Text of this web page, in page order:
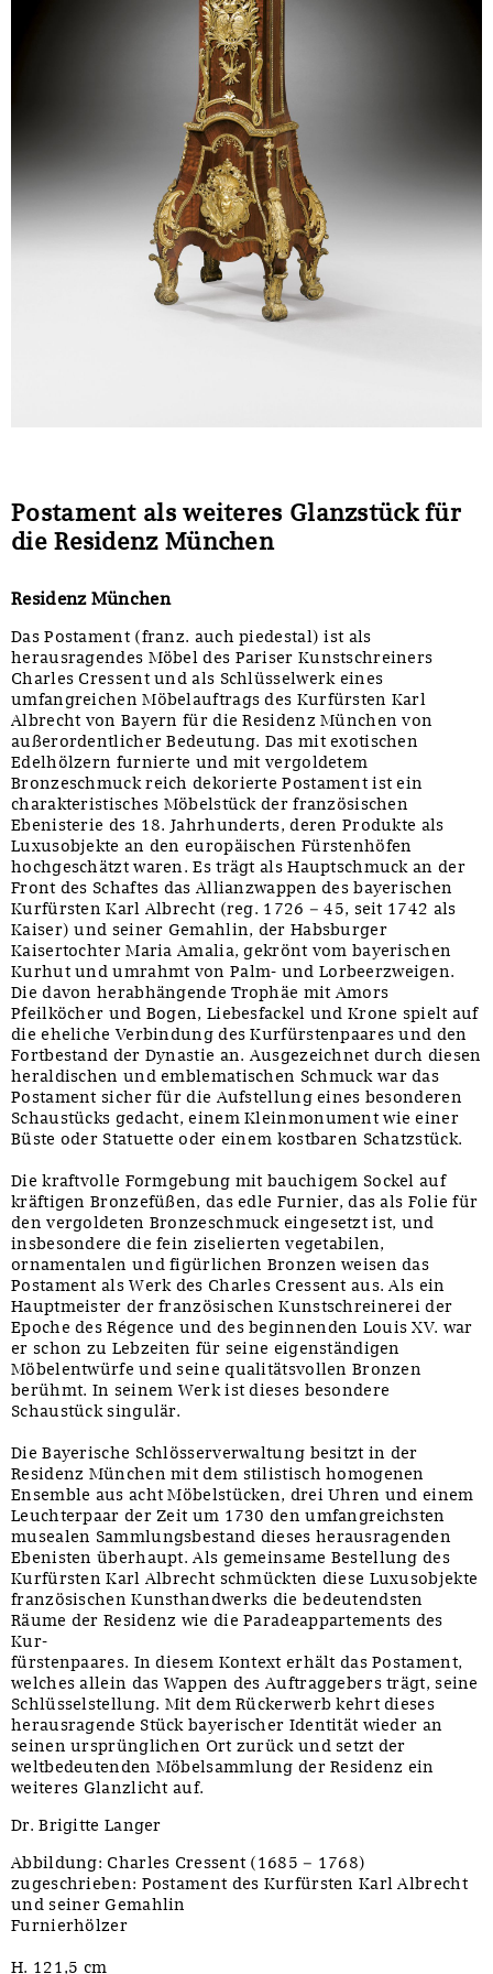
Postament als weiteres Glanzstück für
die Residenz München
Residenz München
Das Postament (franz. auch piedestal) ist als
herausragendes Möbel des Pariser Kunstschreiners
Charles Cressent und als Schlüsselwerk eines
umfangreichen Möbelauftrags des Kurfürsten Karl
Albrecht von Bayern für die Residenz München von
außerordentlicher Bedeutung. Das mit exotischen
Edelhölzern furnierte und mit vergoldetem
Bronzeschmuck reich dekorierte Postament ist ein
charakteristisches Möbelstück der französischen
Ebenisterie des 18. Jahrhunderts, deren Produkte als
Luxusobjekte an den europäischen Fürstenhöfen
hochgeschätzt waren. Es trägt als Hauptschmuck an der
Front des Schaftes das Allianzwappen des bayerischen
Kurfürsten Karl Albrecht (reg. 1726 – 45, seit 1742 als
Kaiser) und seiner Gemahlin, der Habsburger
Kaisertochter Maria Amalia, gekrönt vom bayerischen
Kurhut und umrahmt von Palm- und Lorbeerzweigen.
Die davon herabhängende Trophäe mit Amors
Pfeilköcher und Bogen, Liebesfackel und Krone spielt auf
die eheliche Verbindung des Kurfürstenpaares und den
Fortbestand der Dynastie an. Ausgezeichnet durch diesen
heraldischen und emblematischen Schmuck war das
Postament sicher für die Aufstellung eines besonderen
Schaustücks gedacht, einem Kleinmonument wie einer
Büste oder Statuette oder einem kostbaren Schatzstück.
Die kraftvolle Formgebung mit bauchigem Sockel auf
kräftigen Bronzefüßen, das edle Furnier, das als Folie für
den vergoldeten Bronzeschmuck eingesetzt ist, und
insbesondere die fein ziselierten vegetabilen,
ornamentalen und figürlichen Bronzen weisen das
Postament als Werk des Charles Cressent aus. Als ein
Hauptmeister der französischen Kunstschreinerei der
Epoche des Régence und des beginnenden Louis XV. war
er schon zu Lebzeiten für seine eigenständigen
Möbelentwürfe und seine qualitätsvollen Bronzen
berühmt. In seinem Werk ist dieses besondere
Schaustück singulär.
Die Bayerische Schlösserverwaltung besitzt in der
Residenz München mit dem stilistisch homogenen
Ensemble aus acht Möbelstücken, drei Uhren und einem
Leuchterpaar der Zeit um 1730 den umfangreichsten
musealen Sammlungsbestand dieses herausragenden
Ebenisten überhaupt. Als gemeinsame Bestellung des
Kurfürsten Karl Albrecht schmückten diese Luxusobjekte
französischen Kunsthandwerks die bedeutendsten
Räume der Residenz wie die Paradeappartements des
Kur-
fürstenpaares. In diesem Kontext erhält das Postament,
welches allein das Wappen des Auftraggebers trägt, seine
Schlüsselstellung. Mit dem Rückerwerb kehrt dieses
herausragende Stück bayerischer Identität wieder an
seinen ursprünglichen Ort zurück und setzt der
weltbedeutenden Möbelsammlung der Residenz ein
weiteres Glanzlicht auf.
Dr. Brigitte Langer
Abbildung: Charles Cressent (1685 – 1768)
zugeschrieben: Postament des Kurfürsten Karl Albrecht
und seiner Gemahlin
Furnierhölzer
H. 121,5 cm